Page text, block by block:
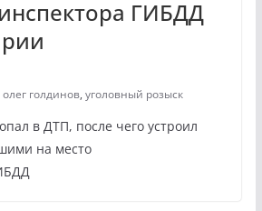
ГИБДД
олег голдинов, уголовный розыск
в ДТП, после чего устроил
на место